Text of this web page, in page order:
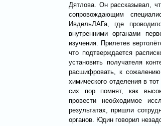
Дятлова. Он рассказывал,
сопровождающим
ИвдельЛАГа, где
внутренними органами
изучения. Прилетев
что подтверждается
установить получателя
расшифровать, к
химического отделения в
сих пор помнят, как
провести необходимое
результатах, пришли
органов. Юдин говорил